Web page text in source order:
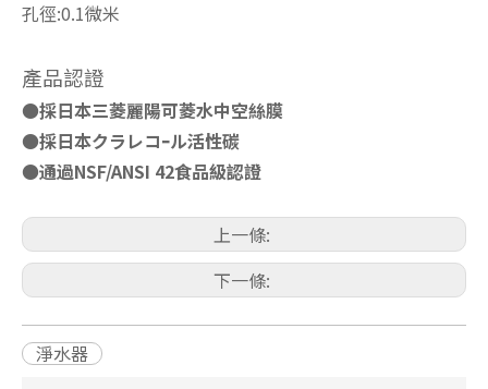
孔徑:0.1微米
產品認證
●採日本三菱麗陽可菱水中空絲膜
●採日本クラレコｰル活性碳
●通過NSF/ANSI 42食品級認證
上一條:
下一條:
淨水器